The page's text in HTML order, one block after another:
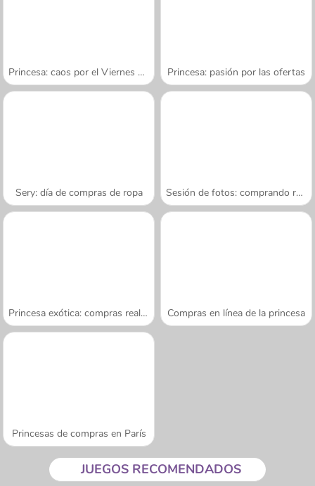
Princesa: caos por el Viernes negro Princesa: pasión por las ofertas
Sery: día de compras de ropa Sesión de fotos: comprando ropa
Princesa exótica: compras reales Compras en línea de la princesa
Princesas de compras en París
JUEGOS RECOMENDADOS